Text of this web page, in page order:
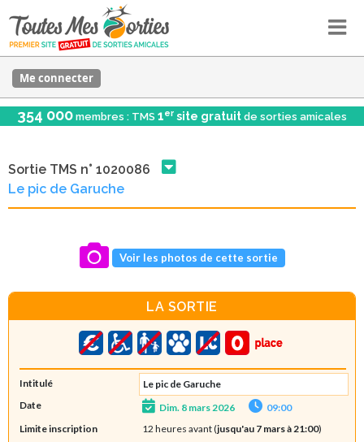
Me connecter
354 000 membres : TMS 1er site gratuit de sorties amicales
Sortie TMS n° 1020086
Le pic de Garuche
Voir les photos de cette sortie
LA SORTIE
Intitulé
Le pic de Garuche
Date
Dim. 8 mars 2026
09:00
Limite inscription
12 heures avant (jusqu'au 7 mars à 21:00)